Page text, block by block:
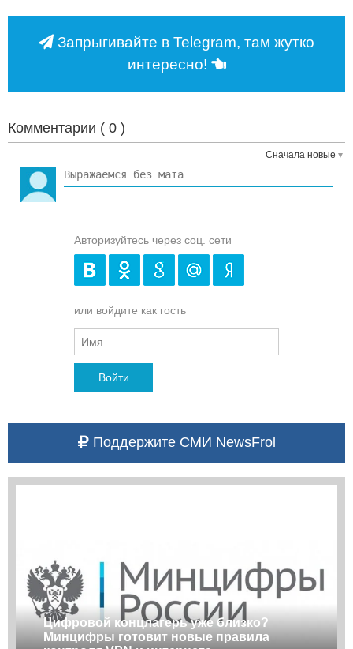
Запрыгивайте в Telegram, там жутко
интересно!
Комментарии ( 0 )
Сначала новые
Авторизуйтесь через соц. сети
или войдите как гость
Войти
Поддержите СМИ NewsFrol
Цифровой концлагерь уже близко?
Минцифры готовит новые правила